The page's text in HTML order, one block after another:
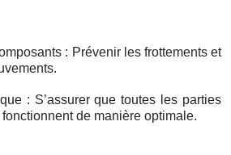
: Prévenir les frottements et
: S’assurer que toutes les parties
de manière optimale.